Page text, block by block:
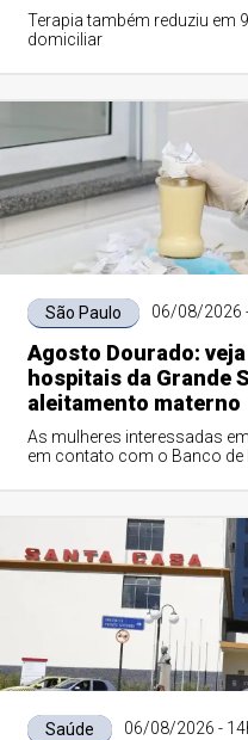
Terapia também reduziu em
domiciliar
São Paulo 06/08/2026
Agosto Dourado:
hospitais da Grande
aleitamento materno
As mulheres interessadas
em contato com o Banco de
Saúde 06/08/2026 -